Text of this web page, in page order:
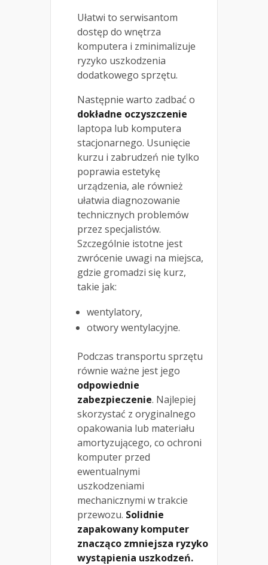
Ułatwi to serwisantom
dostęp do wnętrza
komputera i zminimalizuje
ryzyko uszkodzenia
dodatkowego sprzętu.
Następnie warto zadbać o
dokładne oczyszczenie
laptopa lub komputera
stacjonarnego. Usunięcie
kurzu i zabrudzeń nie tylko
poprawia estetykę
urządzenia, ale również
ułatwia diagnozowanie
technicznych problemów
przez specjalistów.
Szczególnie istotne jest
zwrócenie uwagi na miejsca,
gdzie gromadzi się kurz,
takie jak:
wentylatory,
otwory wentylacyjne.
Podczas transportu sprzętu
równie ważne jest jego
odpowiednie
zabezpieczenie. Najlepiej
skorzystać z oryginalnego
opakowania lub materiału
amortyzującego, co ochroni
komputer przed
ewentualnymi
uszkodzeniami
mechanicznymi w trakcie
przewozu. Solidnie
zapakowany komputer
znacząco zmniejsza ryzyko
wystąpienia uszkodzeń.